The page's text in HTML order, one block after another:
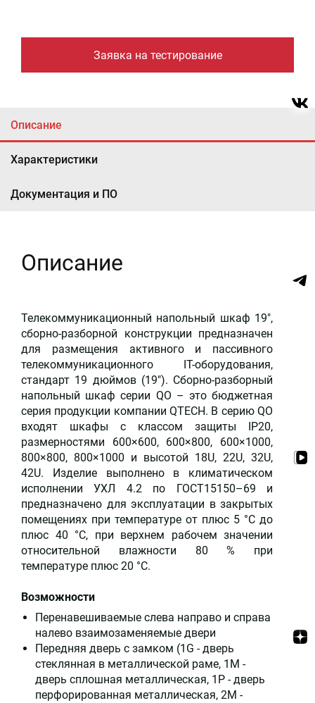
Заявка на тестирование
Описание
Характеристики
Документация и ПО
Описание
Телекоммуникационный напольный шкаф 19",
сборно-разборной конструкции предназначен
для размещения активного и пассивного
телекоммуникационного IT-оборудования,
стандарт 19 дюймов (19"). Сборно-разборный
напольный шкаф серии QO – это бюджетная
серия продукции компании QTECH. В серию QO
входят шкафы с классом защиты IP20,
размерностями 600×600, 600×800, 600×1000,
800×800, 800×1000 и высотой 18U, 22U, 32U,
42U. Изделие выполнено в климатическом
исполнении УХЛ 4.2 по ГОСТ15150–69 и
предназначено для эксплуатации в закрытых
помещениях при температуре от плюс 5 °С до
плюс 40 °С, при верхнем рабочем значении
относительной влажности 80 % при
температуре плюс 20 °С.
Возможности
Перенавешиваемые слева направо и справа
налево взаимозаменяемые двери
Передняя дверь с замком (1G - дверь
стеклянная в металлической раме, 1M -
дверь сплошная металлическая, 1P - дверь
перфорированная металлическая, 2М -